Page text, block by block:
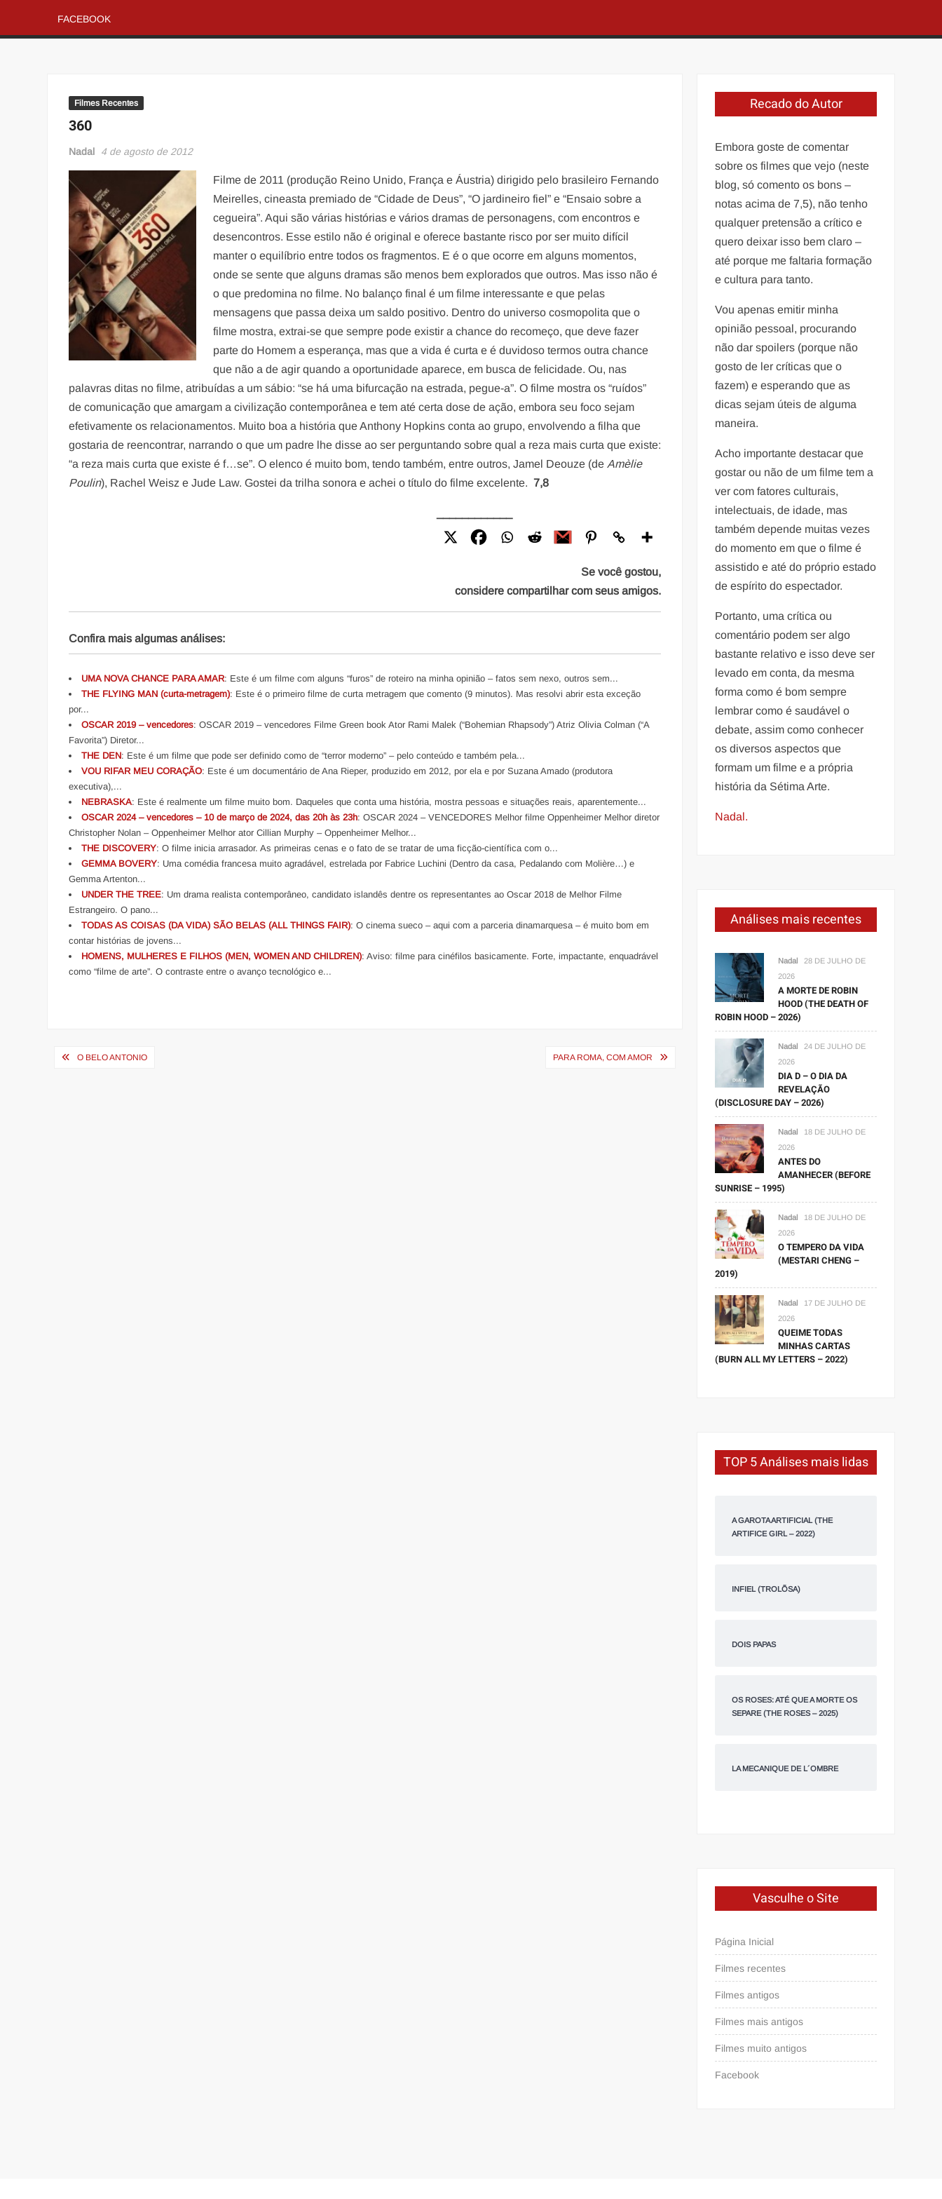
FACEBOOK
Filmes Recentes
360
Nadal 4 de agosto de 2012
Filme de 2011 (produção Reino Unido, França e Áustria) dirigido pelo brasileiro Fernando
Meirelles, cineasta premiado de “Cidade de Deus”, “O jardineiro fiel” e “Ensaio sobre a
cegueira”. Aqui são várias histórias e vários dramas de personagens, com encontros e
desencontros. Esse estilo não é original e oferece bastante risco por ser muito difícil
manter o equilíbrio entre todos os fragmentos. E é o que ocorre em alguns momentos,
onde se sente que alguns dramas são menos bem explorados que outros. Mas isso não é
o que predomina no filme. No balanço final é um filme interessante e que pelas
mensagens que passa deixa um saldo positivo. Dentro do universo cosmopolita que o
filme mostra, extrai-se que sempre pode existir a chance do recomeço, que deve fazer
parte do Homem a esperança, mas que a vida é curta e é duvidoso termos outra chance
que não a de agir quando a oportunidade aparece, em busca de felicidade. Ou, nas
palavras ditas no filme, atribuídas a um sábio: “se há uma bifurcação na estrada, pegue-a”. O filme mostra os “ruídos”
de comunicação que amargam a civilização contemporânea e tem até certa dose de ação, embora seu foco sejam
efetivamente os relacionamentos. Muito boa a história que Anthony Hopkins conta ao grupo, envolvendo a filha que
gostaria de reencontrar, narrando o que um padre lhe disse ao ser perguntando sobre qual a reza mais curta que existe:
“a reza mais curta que existe é f…se”. O elenco é muito bom, tendo também, entre outros, Jamel Deouze (deAmèlie
Poulin), Rachel Weisz e Jude Law. Gostei da trilha sonora e achei o título do filme excelente.7,8
Se você gostou,
considere compartilhar com seus amigos.
Confira mais algumas análises:
UMA NOVA CHANCE PARA AMAR: Este é um filme com alguns “furos” de roteiro na minha opinião – fatos sem nexo, outros sem...
THE FLYING MAN (curta-metragem): Este é o primeiro filme de curta metragem que comento (9 minutos). Mas resolvi abrir esta exceção
por...
OSCAR 2019 – vencedores: OSCAR 2019 – vencedores Filme Green book Ator Rami Malek (“Bohemian Rhapsody”) Atriz Olivia Colman (“A
Favorita”) Diretor...
THE DEN: Este é um filme que pode ser definido como de “terror moderno” – pelo conteúdo e também pela...
VOU RIFAR MEU CORAÇÃO: Este é um documentário de Ana Rieper, produzido em 2012, por ela e por Suzana Amado (produtora
executiva),...
NEBRASKA: Este é realmente um filme muito bom. Daqueles que conta uma história, mostra pessoas e situações reais, aparentemente...
OSCAR 2024 – vencedores – 10 de março de 2024, das 20h às 23h: OSCAR 2024 – VENCEDORES Melhor filme Oppenheimer Melhor diretor
Christopher Nolan – Oppenheimer Melhor ator Cillian Murphy – Oppenheimer Melhor...
THE DISCOVERY: O filme inicia arrasador. As primeiras cenas e o fato de se tratar de uma ficção-científica com o...
GEMMA BOVERY: Uma comédia francesa muito agradável, estrelada por Fabrice Luchini (Dentro da casa, Pedalando com Molière…) e
Gemma Artenton...
UNDER THE TREE: Um drama realista contemporâneo, candidato islandês dentre os representantes ao Oscar 2018 de Melhor Filme
Estrangeiro. O pano...
TODAS AS COISAS (DA VIDA) SÃO BELAS (ALL THINGS FAIR): O cinema sueco – aqui com a parceria dinamarquesa – é muito bom em
contar histórias de jovens...
HOMENS, MULHERES E FILHOS (MEN, WOMEN AND CHILDREN): Aviso: filme para cinéfilos basicamente. Forte, impactante, enquadrável
como “filme de arte”. O contraste entre o avanço tecnológico e...
Navegação
O BELO ANTONIO PARA ROMA, COM AMOR
Recado do Autor
Embora goste de comentar
sobre os filmes que vejo (neste
blog, só comento os bons –
notas acima de 7,5), não tenho
qualquer pretensão a crítico e
quero deixar isso bem claro –
até porque me faltaria formação
e cultura para tanto.
Vou apenas emitir minha
opinião pessoal, procurando
não dar spoilers (porque não
gosto de ler críticas que o
fazem) e esperando que as
dicas sejam úteis de alguma
maneira.
Acho importante destacar que
gostar ou não de um filme tem a
ver com fatores culturais,
intelectuais, de idade, mas
também depende muitas vezes
do momento em que o filme é
assistido e até do próprio estado
de espírito do espectador.
Portanto, uma crítica ou
comentário podem ser algo
bastante relativo e isso deve ser
levado em conta, da mesma
forma como é bom sempre
lembrar como é saudável o
debate, assim como conhecer
os diversos aspectos que
formam um filme e a própria
história da Sétima Arte.
Nadal.
Análises mais recentes
Nadal
28 DE JULHO DE
2026
A MORTE DE ROBIN
HOOD (THE DEATH OF
ROBIN HOOD – 2026)
Nadal
24 DE JULHO DE
2026
DIA D – O DIA DA
REVELAÇÃO
(DISCLOSURE DAY – 2026)
Nadal
18 DE JULHO DE
2026
ANTES DO
AMANHECER (BEFORE
SUNRISE – 1995)
Nadal
18 DE JULHO DE
2026
O TEMPERO DA VIDA
(MESTARI CHENG –
2019)
Nadal
17 DE JULHO DE
2026
QUEIME TODAS
MINHAS CARTAS
(BURN ALL MY LETTERS – 2022)
TOP 5 Análises mais lidas
A GAROTA ARTIFICIAL (THE
ARTIFICE GIRL – 2022)
INFIEL (TROLÕSA)
DOIS PAPAS
OS ROSES: ATÉ QUE A MORTE OS
SEPARE (THE ROSES – 2025)
LA MECANIQUE DE L´OMBRE
Vasculhe o Site
Página Inicial
Filmes recentes
Filmes antigos
Filmes mais antigos
Filmes muito antigos
Facebook